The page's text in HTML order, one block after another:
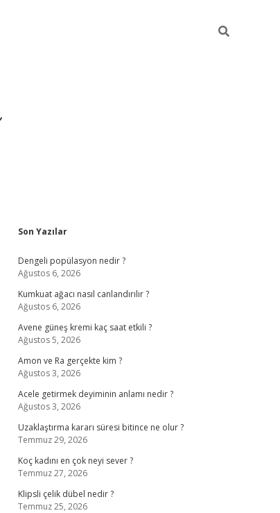
Sidebar
Son Yazılar
Dengeli popülasyon nedir ?
Ağustos 6, 2026
Kumkuat ağacı nasıl canlandırılır ?
Ağustos 6, 2026
Avene güneş kremi kaç saat etkili ?
Ağustos 5, 2026
Amon ve Ra gerçekte kim ?
Ağustos 3, 2026
Acele getirmek deyiminin anlamı nedir ?
Ağustos 3, 2026
Uzaklaştırma kararı süresi bitince ne olur ?
Temmuz 29, 2026
Koç kadını en çok neyi sever ?
Temmuz 27, 2026
Klipsli çelik dübel nedir ?
Temmuz 25, 2026